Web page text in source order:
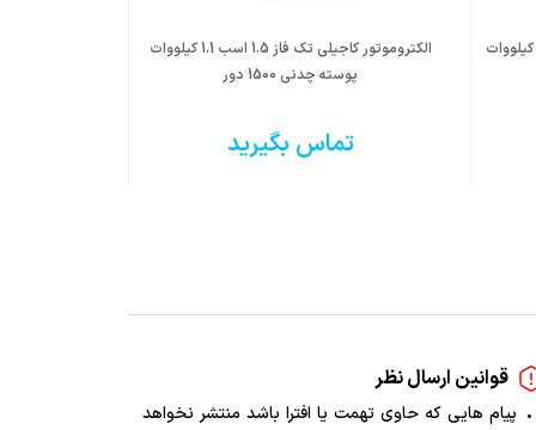
کاجیلی سه فاز 220 اسب 160 کیلووات
الکتروموتور کاجیلی تک فاز 1.5 اسب 1.1 کیلووات
پوسته چدنی 1500 دور
تماس بگیرید
قوانین ارسال نظر
پیام هایی که حاوی تهمت یا افترا باشد منتشر نخواهد